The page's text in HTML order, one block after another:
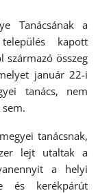
Tanácsának a
kapott
származó összeg
január 22-i
tanács, nem
tanácsnak,
lejt utaltak a
a helyi
és kerékpárút